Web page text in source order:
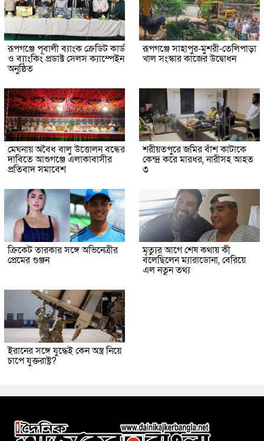
রূপগঞ্জে পূবালী ব্যাংক ক্রেডিট কার্ড
ও ব্যাংকিং প্রডাক্ট সেলস ক্যাম্পেইন
অনুষ্ঠিত
রূপগঞ্জে সাহাপুর-মুশরী-তেলিপাড়া
খাল সংস্কার কাজের উদ্বোধন
মেঘনায় অবৈধ বালু উত্তোলন বন্ধের
দাবিতে আশুগঞ্জে এলাকাবাসীর
প্রতিবাদ সমাবেশ
শরীয়তপুরে জমির বাঁশ কাটাকে
কেন্দ্র করে মারধর, নারীসহ আহত
৩
ক্রিকেট তারকার সঙ্গে অভিনেত্রীর
প্রেমের গুঞ্জন
মৃত্যুর আগে শেষ কথায় কী
বলেছিলেন ম্যারাডোনা, বেরিয়ে
এল নতুন তথ্য
ইরানের সঙ্গে যুদ্ধেই কেন অস্ত্র নিয়ে
চাপে যুক্তরাষ্ট্র?